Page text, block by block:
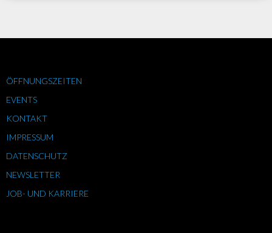
ÖFFNUNGSZEITEN
EVENTS
KONTAKT
IMPRESSUM
DATENSCHUTZ
NEWSLETTER
JOB- UND KARRIERE